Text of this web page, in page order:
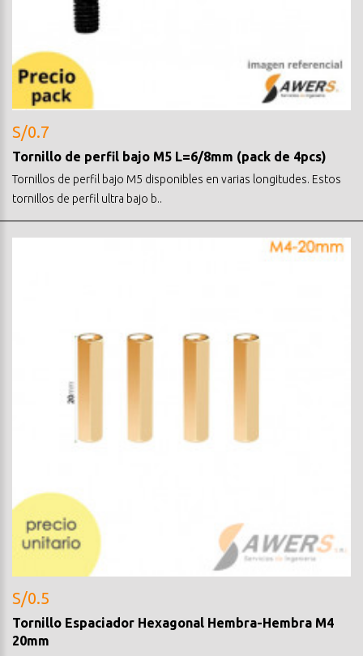
S/0.7
Tornillo de perfil bajo M5 L=6/8mm (pack de 4pcs)
Tornillos de perfil bajo M5 disponibles en varias longitudes. Estos
tornillos de perfil ultra bajo b..
S/0.5
Tornillo Espaciador Hexagonal Hembra-Hembra M4
20mm